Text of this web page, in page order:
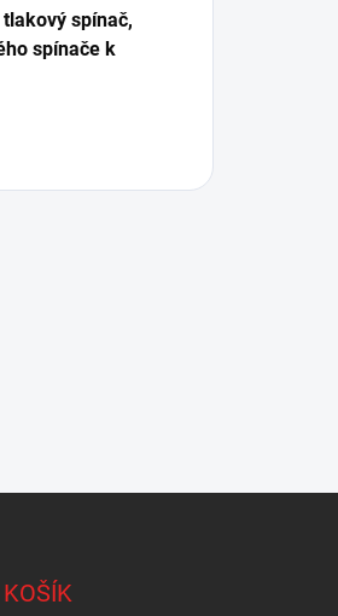
spínač,
spínače k